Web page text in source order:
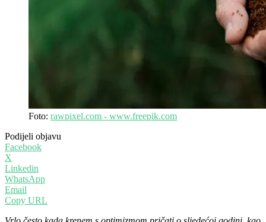
Foto: rawpixel.com - www.freepik.com
Podijeli objavu
Facebook
X
Linkedin
WhatsApp
Email
Copy URL